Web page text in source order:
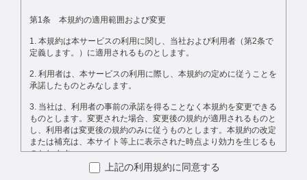
第1条　本規約の適用範囲および変更
1. 本規約は本サービスの利用に関し、当社および利用者（第2条で
定義します。）に適用されるものとします。
2. 利用者は、本サービスの利用に際し、本規約の定めに従うことを
承諾したものとみなします。
3. 当社は、利用者の事前の承諾を得ることなく本規約を変更できる
ものとします。変更された場合、変更後の規約が適用されるものと
し、利用者は変更後の規約のみに従うものとします。本規約の改定
または補充は、本サイト等上に表示された時点より効力を生じるも
のとします。
上記の利用規約に同意する